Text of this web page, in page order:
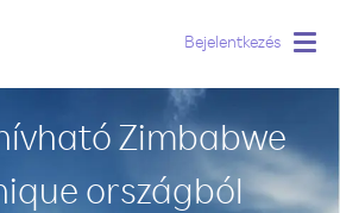
Bejelentkezés
Zimbabwe
országból